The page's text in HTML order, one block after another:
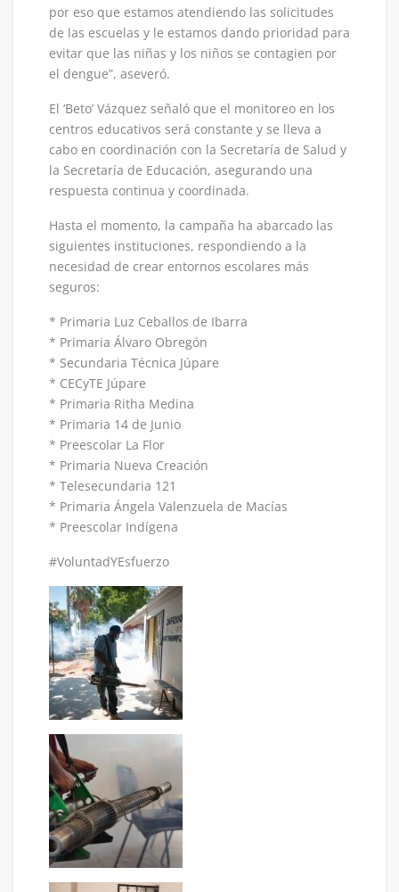
por eso que estamos atendiendo las solicitudes
de las escuelas y le estamos dando prioridad para
evitar que las niñas y los niños se contagien por
el dengue”, aseveró.
El ‘Beto’ Vázquez señaló que el monitoreo en los
centros educativos será constante y se lleva a
cabo en coordinación con la Secretaría de Salud y
la Secretaría de Educación, asegurando una
respuesta continua y coordinada.
Hasta el momento, la campaña ha abarcado las
siguientes instituciones, respondiendo a la
necesidad de crear entornos escolares más
seguros:
* Primaria Luz Ceballos de Ibarra
* Primaria Álvaro Obregón
* Secundaria Técnica Júpare
* CECyTE Júpare
* Primaria Ritha Medina
* Primaria 14 de Junio
* Preescolar La Flor
* Primaria Nueva Creación
* Telesecundaria 121
* Primaria Ángela Valenzuela de Macías
* Preescolar Indígena
#VoluntadYEsfuerzo